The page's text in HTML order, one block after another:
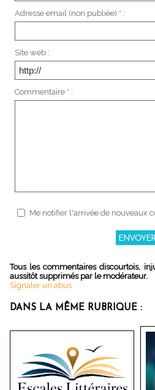
Adresse email (non publiée) * :
Site web :
Commentaire * :
Me notifier l'arrivée de nouveaux
Tous les commentaires discourtois,
aussitôt supprimés par le modérateur.
Signaler un abus
DANS LA MÊME RUBRIQUE :